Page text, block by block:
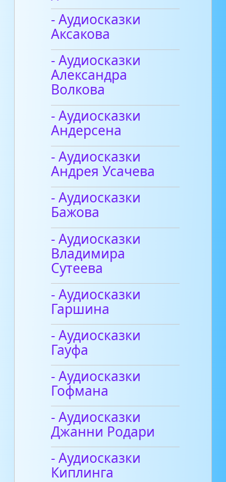
- Аудиосказки
Аксакова
- Аудиосказки
Александра
Волкова
- Аудиосказки
Андерсена
- Аудиосказки
Андрея Усачева
- Аудиосказки
Бажова
- Аудиосказки
Владимира
Сутеева
- Аудиосказки
Гаршина
- Аудиосказки
Гауфа
- Аудиосказки
Гофмана
- Аудиосказки
Джанни Родари
- Аудиосказки
Киплинга